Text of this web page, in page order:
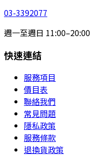
03-3392077
週一至週日 11:00–20:00
快速連結
服務項目
價目表
聯絡我們
常見問題
隱私政策
服務條款
退換貨政策